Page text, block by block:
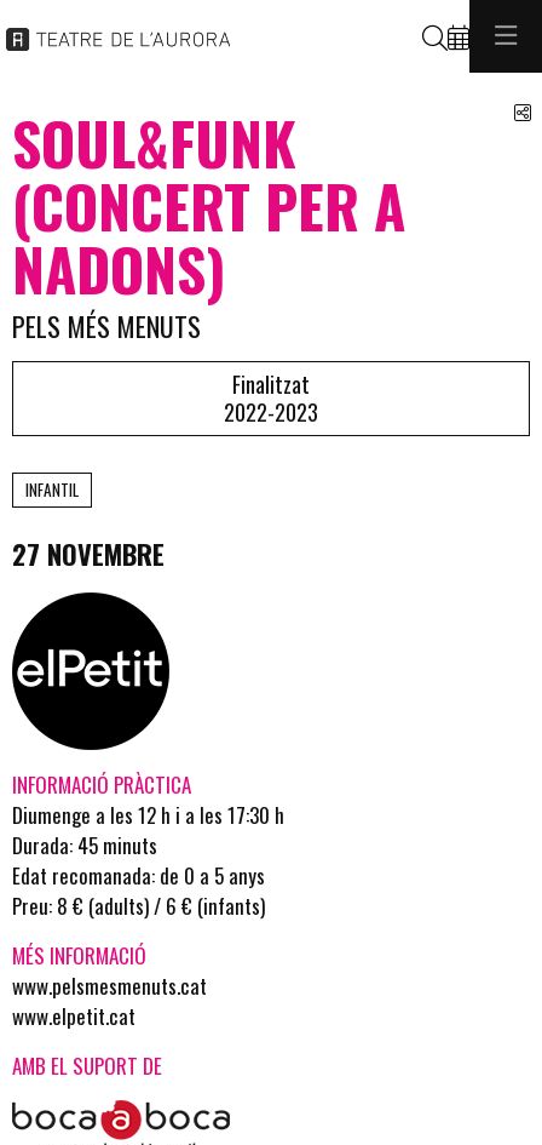
Cerca
SOUL&FUNK
(CONCERT PER A
NADONS)
PELS MÉS MENUTS
Finalitzat
2022-2023
INFANTIL
27 NOVEMBRE
INFORMACIÓ PRÀCTICA
Diumenge a les 12 h i a les 17:30 h
Durada: 45 minuts
Edat recomanada: de 0 a 5 anys
Preu: 8 € (adults) / 6 € (infants)
MÉS INFORMACIÓ
www.pelsmesmenuts.cat
www.elpetit.cat
AMB EL SUPORT DE